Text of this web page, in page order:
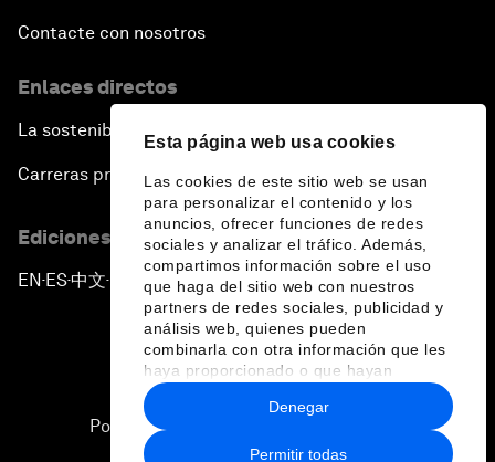
Esta página web usa cookies
Las cookies de este sitio web se usan
para personalizar el contenido y los
anuncios, ofrecer funciones de redes
sociales y analizar el tráfico. Además,
compartimos información sobre el uso
que haga del sitio web con nuestros
partners de redes sociales, publicidad y
análisis web, quienes pueden
combinarla con otra información que les
haya proporcionado o que hayan
recopilado a partir del uso que haya
hecho de sus servicios.
Permitir todas
Denegar
Contacte con nosotros
Enlaces directos
La sostenibilidad en el Foro
Carreras profesionales
Ediciones en otros idiomas
EN ▪ES▪中文▪ 日本語
Política de privacidad y normas de uso